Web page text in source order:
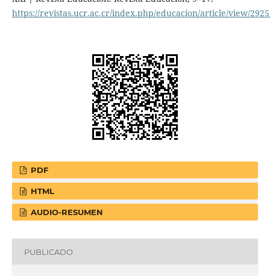
https://revistas.ucr.ac.cr/index.php/educacion/article/view/
PDF
HTML
AUDIO-RESUMEN
PUBLICADO